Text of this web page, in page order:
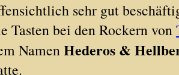
sehr gut
Tasten bei den Rockern von
NamenHederos &